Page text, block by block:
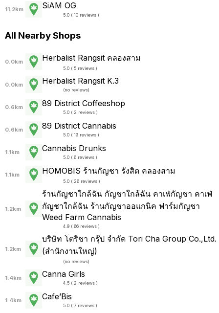
11.2km SiAM OG
5.0 ( 10 reviews )
All Nearby Shops
0.0km Herbalist Rangsit คลองสาม
5.0 ( 5 reviews )
0.0km Herbalist Rangsit K.3
(no reviews)
0.6km 89 District Coffeeshop
5.0 ( 2 reviews )
0.6km 89 District Cannabis
5.0 ( 19 reviews )
1.1km Cannabis Drunks
5.0 ( 6 reviews )
1.1km HOMOBIS ร้านกัญชา รังสิต คลองสาม
5.0 ( 26 reviews )
1.2km
ร้านกัญชาใกล้ฉัน กัญชาใกล้ฉัน คาเฟ่กัญชา คาเฟ่
กัญชาใกล้ฉัน ร้านกัญชาออแกนิค ฟาร์มกัญชา
Weed Farm Cannabis
4.9 ( 66 reviews )
1.2km
บริษัท โตริชา กรุ๊ป จำกัด Tori Cha Group Co.,Ltd.
(สำนักงานใหญ่)
(no reviews)
1.4km Canna Girls
4.5 ( 2 reviews )
1.4km Cafe’Bis
5.0 ( 7 reviews )